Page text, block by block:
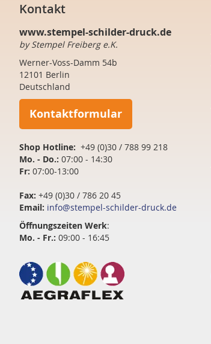
Kontakt
www.stempel-schilder-druck.de
by Stempel Freiberg e.K.
Werner-Voss-Damm 54b
12101 Berlin
Deutschland
Kontaktformular
Shop Hotline: +49 (0)30 / 788 99 218
Mo. - Do.: 07:00 - 14:30
Fr: 07:00-13:00
Fax: +49 (0)30 / 786 20 45
Email: info@stempel-schilder-druck.de
Öffnungszeiten Werk:
Mo. - Fr.: 09:00 - 16:45